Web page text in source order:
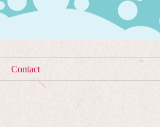
Contact